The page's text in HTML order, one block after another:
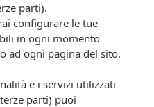
di compimento di ricerche
in relazione a prodotti o
di profilazione al fine di
parti).
configurare le tue
in ogni momento
ad ogni pagina del sito.
e i servizi utilizzati
parti) puoi